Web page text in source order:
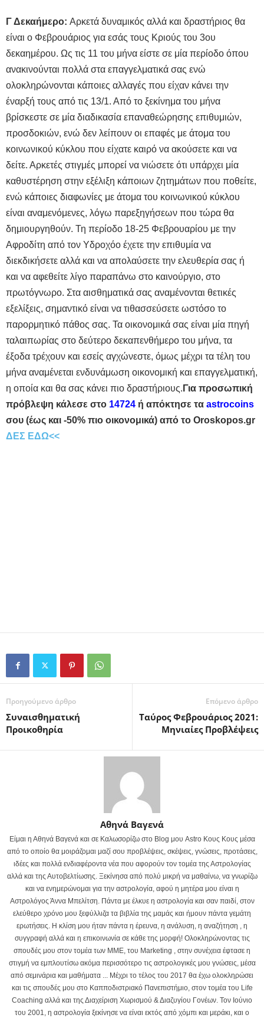
Γ Δεκαήμερο: Αρκετά δυναμικός αλλά και δραστήριος θα
είναι ο Φεβρουάριος για εσάς τους Κριούς του 3ου
δεκαημέρου. Ως τις 11 του μήνα είστε σε μία περίοδο όπου
ανακινούνται πολλά στα επαγγελματικά σας ενώ
ολοκληρώνονται κάποιες αλλαγές που είχαν κάνει την
έναρξή τους από τις 13/1. Από το ξεκίνημα του μήνα
βρίσκεστε σε μία διαδικασία επαναθεώρησης επιθυμιών,
προσδοκιών, ενώ δεν λείπουν οι επαφές με άτομα του
κοινωνικού κύκλου που είχατε καιρό να ακούσετε και να
δείτε. Αρκετές στιγμές μπορεί να νιώσετε ότι υπάρχει μία
καθυστέρηση στην εξέλιξη κάποιων ζητημάτων που ποθείτε,
ενώ κάποιες διαφωνίες με άτομα του κοινωνικού κύκλου
είναι αναμενόμενες, λόγω παρεξηγήσεων που τώρα θα
δημιουργηθούν. Τη περίοδο 18-25 Φεβρουαρίου με την
Αφροδίτη από τον Υδροχόο έχετε την επιθυμία να
διεκδικήσετε αλλά και να απολαύσετε την ελευθερία σας ή
και να αφεθείτε λίγο παραπάνω στο καινούργιο, στο
πρωτόγνωρο. Στα αισθηματικά σας αναμένονται θετικές
εξελίξεις, σημαντικό είναι να τιθασσεύσετε ωστόσο το
παρορμητικό πάθος σας. Τα οικονομικά σας είναι μία πηγή
ταλαιπωρίας στο δεύτερο δεκαπενθήμερο του μήνα, τα
έξοδα τρέχουν και εσείς αγχώνεστε, όμως μέχρι τα τέλη του
μήνα αναμένεται ενδυνάμωση οικονομική και επαγγελματική,
η οποία και θα σας κάνει πιο δραστήριους. Για προσωπική
πρόβλεψη κάλεσε στο 14724 ή απόκτησε τα astrocoins
σου (έως και -50% πιο οικονομικά) από το Oroskopos.gr
ΔΕΣ ΕΔΩ<<
Προηγούμενο άρθρο
Συναισθηματική
Προικοθηρία
Επόμενο άρθρο
Ταύρος Φεβρουάριος 2021:
Μηνιαίες Προβλέψεις
Αθηνά Βαγενά
Είμαι η Αθηνά Βαγενά και σε Καλωσορίζω στο Blog μου Astro Κους Κους μέσα
από το οποίο θα μοιράζομαι μαζί σου προβλέψεις, σκέψεις, γνώσεις, προτάσεις,
ιδέες και πολλά ενδιαφέροντα νέα που αφορούν τον τομέα της Αστρολογίας
αλλά και της Αυτοβελτίωσης. Ξεκίνησα από πολύ μικρή να μαθαίνω, να γνωρίζω
και να ενημερώνομαι για την αστρολογία, αφού η μητέρα μου είναι η
Αστρολόγος Άννα Μπελίτση. Πάντα με έλκυε η αστρολογία και σαν παιδί, στον
ελεύθερο χρόνο μου ξεφύλλιζα τα βιβλία της μαμάς και ήμουν πάντα γεμάτη
ερωτήσεις. Η κλίση μου ήταν πάντα η έρευνα, η ανάλυση, η αναζήτηση , η
συγγραφή αλλά και η επικοινωνία σε κάθε της μορφή! Ολοκληρώνοντας τις
σπουδές μου στον τομέα των ΜΜΕ, του Marketing , στην συνέχεια έφτασε η
στιγμή να εμπλουτίσω ακόμα περισσότερο τις αστρολογικές μου γνώσεις, μέσα
από σεμινάρια και μαθήματα ... Μέχρι το τέλος του 2017 θα έχω ολοκληρώσει
και τις σπουδές μου στο Καπποδιστριακό Πανεπιστήμιο, στον τομέα του Life
Coaching αλλά και της Διαχείριση Χωρισμού & Διαζυγίου Γονέων. Τον Ιούνιο
του 2001, η αστρολογία ξεκίνησε να είναι εκτός από χόμπι και μεράκι, και ο